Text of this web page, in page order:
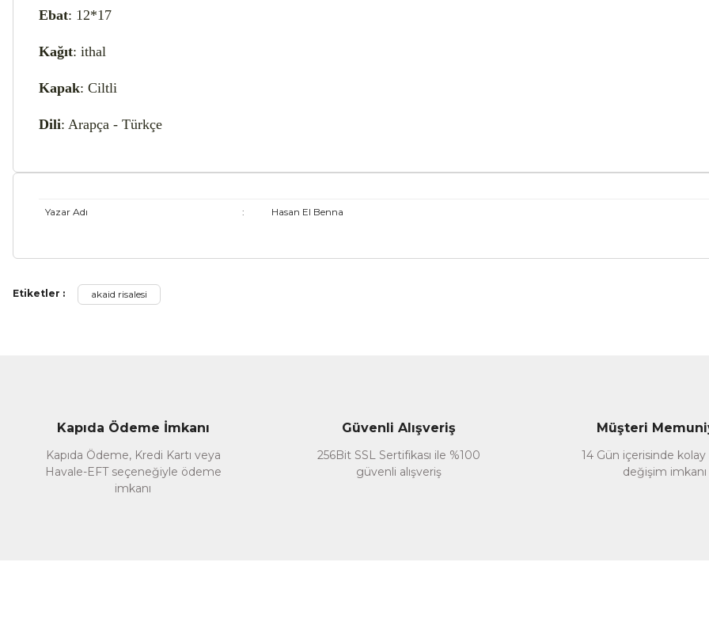
Ebat: 12*17
Kağıt: ithal
Kapak: Ciltli
Dili: Arapça - Türkçe
Yazar Adı : Hasan El Benna
Bu ürünün fiyat bilgisi, resim, ürün açıklamalarında ve diğer konularda yetersiz gördüğünüz noktaları öneri formunu kullanarak
Görüş ve önerileriniz için teşekkür ederiz.
Bu ürüne benzer farklı alternatifler olmalı.
Etiketler : akaid risalesi
Kapıda Ödeme İmkanı
Kapıda Ödeme, Kredi Kartı veya
Havale-EFT seçeneğiyle ödeme
imkanı
Güvenli Alışveriş
256Bit SSL Sertifikası ile %100
güvenli alışveriş
Müşteri
14 Gün içerisinde kolay
değişim imkanı